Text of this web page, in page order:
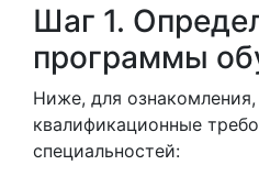
Шаг 1.
программы
Ниже, для
квалификационные
специальностей: